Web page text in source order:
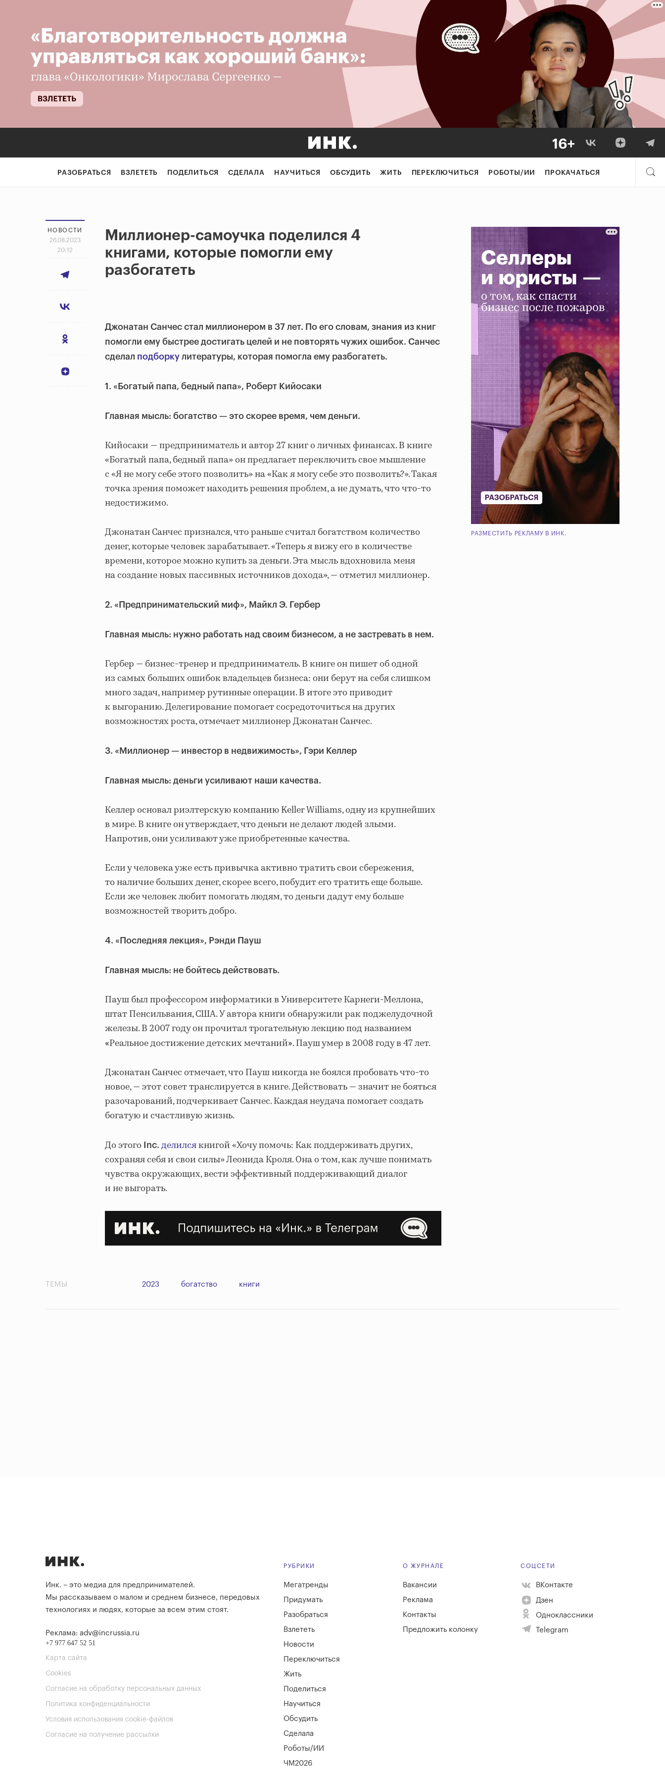
РАЗОБРАТЬСЯ ВЗЛЕТЕТЬ ПОДЕЛИТЬСЯ СДЕЛАЛА НАУЧИТЬСЯ ОБСУДИТЬ ЖИТЬ ПЕРЕКЛЮЧИТЬСЯ РОБОТЫ/ИИ ПРОКАЧАТЬСЯ
НОВОСТИ
26.08.2023
20:12
Миллионер-самоучка поделился 4
книгами, которые помогли ему
разбогатеть
Джонатан Санчес стал миллионером в 37 лет. По его словам, знания из книг
помогли ему быстрее достигать целей и не повторять чужих ошибок. Санчес
сделал подборку литературы, которая помогла ему разбогатеть.
1. «Богатый папа, бедный папа», Роберт Кийосаки
Главная мысль: богатство — это скорее время, чем деньги.
Кийосаки — предприниматель и автор 27 книг о личных финансах. В книге
«Богатый папа, бедный папа» он предлагает переключить свое мышление
с «Я не могу себе этого позволить» на «Как я могу себе это позволить?». Такая
точка зрения поможет находить решения проблем, а не думать, что что-то
недостижимо.
Джонатан Санчес признался, что раньше считал богатством количество
денег, которые человек зарабатывает. «Теперь я вижу его в количестве
времени, которое можно купить за деньги. Эта мысль вдохновила меня
на создание новых пассивных источников дохода», — отметил миллионер.
2. «Предпринимательский миф», Майкл Э. Гербер
Главная мысль: нужно работать над своим бизнесом, а не застревать в нем.
Гербер — бизнес-тренер и предприниматель. В книге он пишет об одной
из самых больших ошибок владельцев бизнеса: они берут на себя слишком
много задач, например рутинные операции. В итоге это приводит
к выгоранию. Делегирование помогает сосредоточиться на других
возможностях роста, отмечает миллионер Джонатан Санчес.
3. «Миллионер — инвестор в недвижимость», Гэри Келлер
Главная мысль: деньги усиливают наши качества.
Келлер основал риэлтерскую компанию Keller Williams, одну из крупнейших
в мире. В книге он утверждает, что деньги не делают людей злыми.
Напротив, они усиливают уже приобретенные качества.
Если у человека уже есть привычка активно тратить свои сбережения,
то наличие больших денег, скорее всего, побудит его тратить еще больше.
Если же человек любит помогать людям, то деньги дадут ему больше
возможностей творить добро.
4. «Последняя лекция», Рэнди Пауш
Главная мысль: не бойтесь действовать.
Пауш был профессором информатики в Университете Карнеги-Меллона,
штат Пенсильвания, США. У автора книги обнаружили рак поджелудочной
железы. В 2007 году он прочитал трогательную лекцию под названием
«Реальное достижение детских мечтаний». Пауш умер в 2008 году в 47 лет.
Джонатан Санчес отмечает, что Пауш никогда не боялся пробовать что-то
новое, — этот совет транслируется в книге. Действовать — значит не бояться
разочарований, подчеркивает Санчес. Каждая неудача помогает создать
богатую и счастливую жизнь.
До этого Inc. делилсякнигой «Хочу помочь: Как поддерживать других,
сохраняя себя и свои силы» Леонида Кроля. Она о том, как лучше понимать
чувства окружающих, вести эффективный поддерживающий диалог
и не выгорать.
РАЗМЕСТИТЬ РЕКЛАМУ В ИНК.
ТЕМЫ 2023 богатство книги
Инк. – это медиа для предпринимателей.
Мы рассказываем о малом и среднем бизнесе, передовых
технологиях и людях, которые за всем этим стоят.
Реклама: adv@incrussia.ru
+7 977 647 52 51
Карта сайта
Cookies
Согласие на обработку персональных данных
Политика конфиденциальности
Условия использования cookie-файлов
Согласие на получение рассылки
РУБРИКИ
Мегатренды
Придумать
Разобраться
Взлететь
Новости
Переключиться
Жить
Поделиться
Научиться
Обсудить
Сделала
Роботы/ИИ
ЧМ2026
О ЖУРНАЛЕ
Вакансии
Реклама
Контакты
Предложить колонку
СОЦСЕТИ
ВКонтакте
Дзен
Одноклассники
Telegram